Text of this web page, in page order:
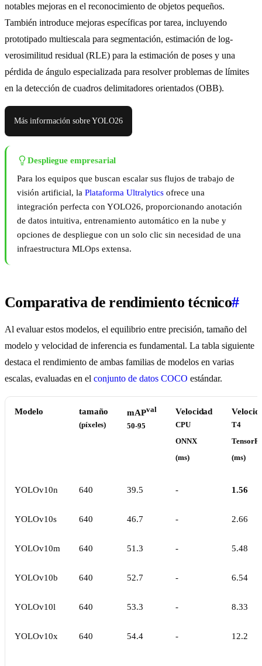
notables mejoras en el reconocimiento de objetos pequeños.
También introduce mejoras específicas por tarea, incluyendo
prototipado multiescala para segmentación, estimación de log-
verosimilitud residual (RLE) para la estimación de poses y una
pérdida de ángulo especializada para resolver problemas de límites
en la detección de cuadros delimitadores orientados (OBB).
Más información sobre YOLO26
Despliegue empresarial
Para los equipos que buscan escalar sus flujos de trabajo de
visión artificial, la Plataforma Ultralytics ofrece una
integración perfecta con YOLO26, proporcionando anotación
de datos intuitiva, entrenamiento automático en la nube y
opciones de despliegue con un solo clic sin necesidad de una
infraestructura MLOps extensa.
Comparativa de rendimiento técnico#
Al evaluar estos modelos, el equilibrio entre precisión, tamaño del
modelo y velocidad de inferencia es fundamental. La tabla siguiente
destaca el rendimiento de ambas familias de modelos en varias
escalas, evaluadas en el conjunto de datos COCO estándar.
Modelo tamaño
(píxeles)
mAPval
50-95
Velocidad
CPU
ONNX
(ms)
T4
(ms)
YOLOv10n 640 39.5 - 1.56
YOLOv10s 640 46.7 - 2.66
YOLOv10m 640 51.3 - 5.48
YOLOv10b 640 52.7 - 6.54
YOLOv10l 640 53.3 - 8.33
YOLOv10x 640 54.4 - 12.2